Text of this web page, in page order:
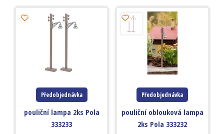
Předobjednávka
pouliční lampa 2ks Pola
333233
Předobjednávka
pouliční oblouková lampa
2ks Pola 333232